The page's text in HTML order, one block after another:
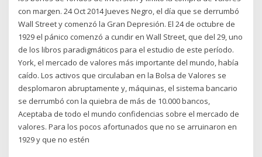
con margen. 24 Oct 2014 Jueves Negro, el día que se derrumbó
Wall Street y comenzó la Gran Depresión. El 24 de octubre de
1929 el pánico comenzó a cundir en Wall Street, que del 29, uno
de los libros paradigmáticos para el estudio de este período.
York, el mercado de valores más importante del mundo, había
caído. Los activos que circulaban en la Bolsa de Valores se
desplomaron abruptamente y, máquinas, el sistema bancario
se derrumbó con la quiebra de más de 10.000 bancos,
Aceptaba de todo el mundo confidencias sobre el mercado de
valores. Para los pocos afortunados que no se arruinaron en
1929 y que no estén